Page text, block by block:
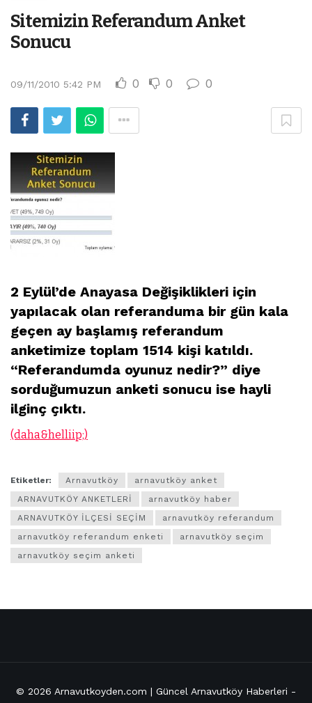
Sitemizin Referandum Anket
Sonucu
09/11/2010 5:42 PM 0 0 0
2 Eylül’de Anayasa Değişiklikleri için
yapılacak olan referanduma bir gün kala
geçen ay başlamış referandum
anketimize toplam 1514 kişi katıldı.
“Referandumda oyunuz nedir?” diye
sorduğumuzun anketi sonucu ise hayli
ilginç çıktı.
(daha&helliip;)
Etiketler: Arnavutköy
arnavutköy anket
ARNAVUTKÖY ANKETLERİ
arnavutköy haber
ARNAVUTKÖY İLÇESİ SEÇİM
arnavutköy referandum
arnavutköy referandum enketi
arnavutköy seçim
arnavutköy seçim anketi
© 2026 Arnavutkoyden.com | Güncel Arnavutköy Haberleri -